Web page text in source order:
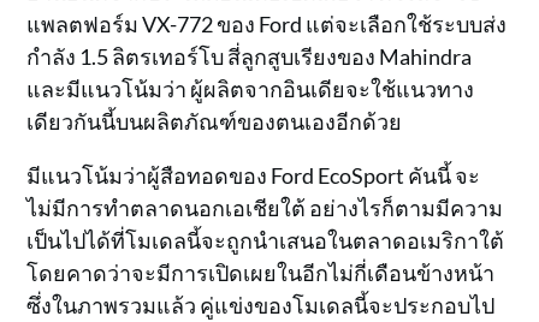
แพลตฟอร์ม VX-772 ของ Ford แต่จะเลือกใช้ระบบส่ง
กำลัง 1.5 ลิตรเทอร์โบ สี่ลูกสูบเรียงของ Mahindra
และมีแนวโน้มว่า ผู้ผลิตจากอินเดียจะใช้แนวทาง
เดียวกันนี้บนผลิตภัณฑ์ของตนเองอีกด้วย
มีแนวโน้มว่าผู้สือทอดของ Ford EcoSport คันนี้ จะ
ไม่มีการทำตลาดนอกเอเชียใต้ อย่างไรก็ตามมีความ
เป็นไปได้ที่โมเดลนี้จะถูกนำเสนอในตลาดอเมริกาใต้
โดยคาดว่าจะมีการเปิดเผยในอีกไม่กี่เดือนข้างหน้า
ซึ่งในภาพรวมแล้ว คู่แข่งของโมเดลนี้จะประกอบไป